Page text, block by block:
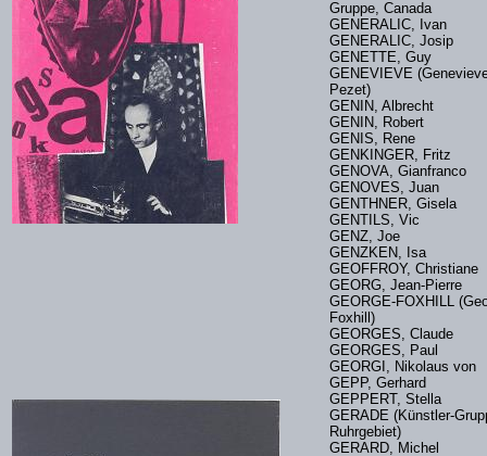
Gruppe, Canada
GENERALIC, Ivan
GENERALIC, Josip
GENETTE, Guy
GENEVIEVE
Pezet)
GENIN, Albrecht
GENIN, Robert
GENIS, Rene
GENKINGER, Fritz
GENOVA, Gianfranco
GENOVES, Juan
GENTHNER, Gisela
GENTILS, Vic
GENZ, Joe
GENZKEN, Isa
GEOFFROY,
GEORG, Jean-Pierre
GEORGE-FOXHILL
Foxhill)
GEORGES, Claude
GEORGES, Paul
GEORGI, Nikolaus
GEPP, Gerhard
GEPPERT, Stella
GERADE (Künstler-
Ruhrgebiet)
GERARD, Michel